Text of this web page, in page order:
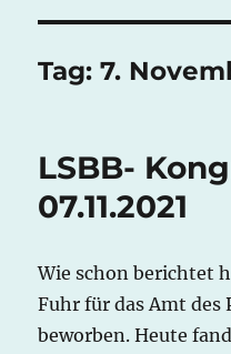
Tag:7.
LSBB-
07.11.2021
Wie schon berichtet
Fuhr für das Amt des
beworben. Heute